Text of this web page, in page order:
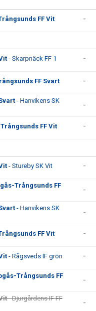
FF Vit -
- Skarpnäck FF 1 -
FF Svart -
- Hanvikens SK
-
FF Vit -
- Stureby SK Vit -
Trångsunds FF
-
- Hanvikens SK
-
FF Vit -
- Rågsveds IF grön -
Trångsunds FF
-
- Djurgårdens IF FF
-